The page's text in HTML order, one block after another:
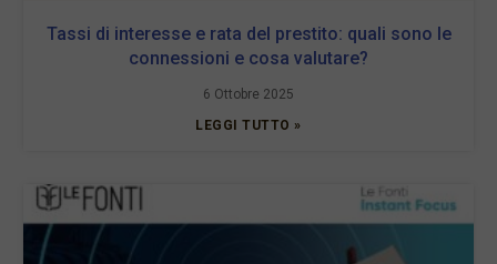
Tassi di interesse e rata del prestito: quali sono le
connessioni e cosa valutare?
6 Ottobre 2025
LEGGI TUTTO »